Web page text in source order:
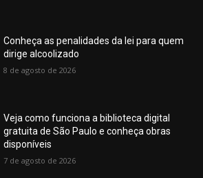
Conheça as penalidades da lei para quem
dirige alcoolizado
8 de agosto de 2026
Veja como funciona a biblioteca digital
gratuita de São Paulo e conheça obras
disponíveis
7 de agosto de 2026